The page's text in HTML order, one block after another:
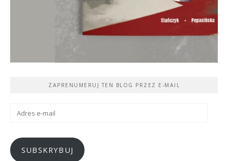
ZAPRENUMERUJ TEN BLOG PRZEZ E-MAIL
Adres
SUBSKRYBUJ